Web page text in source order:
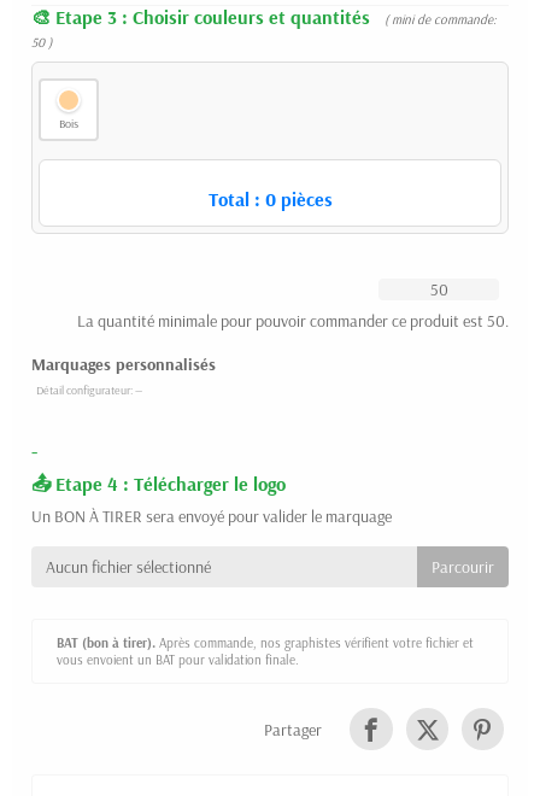
Etape 3 : Choisir couleurs et quantités
( mini de commande:
50 )
Bois
Total : 0pièces
La quantité minimale pour pouvoir commander ce produit est 50.
Marquages personnalisés
-
Etape 4 : Télécharger le logo
Un BON À TIRER sera envoyé pour valider le marquage
Aucun fichier sélectionné
BAT (bon à tirer). Après commande, nos graphistes vérifient votre fichier et
vous envoient un BAT pour validation finale.
Partager